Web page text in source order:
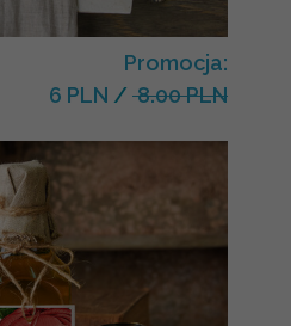
Promocja:
6 PLN / 8.00 PLN